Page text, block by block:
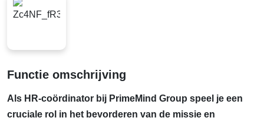
Functie omschrijving
Als HR-coördinator bij PrimeMind Group speel je een
cruciale rol in het bevorderen van de missie en